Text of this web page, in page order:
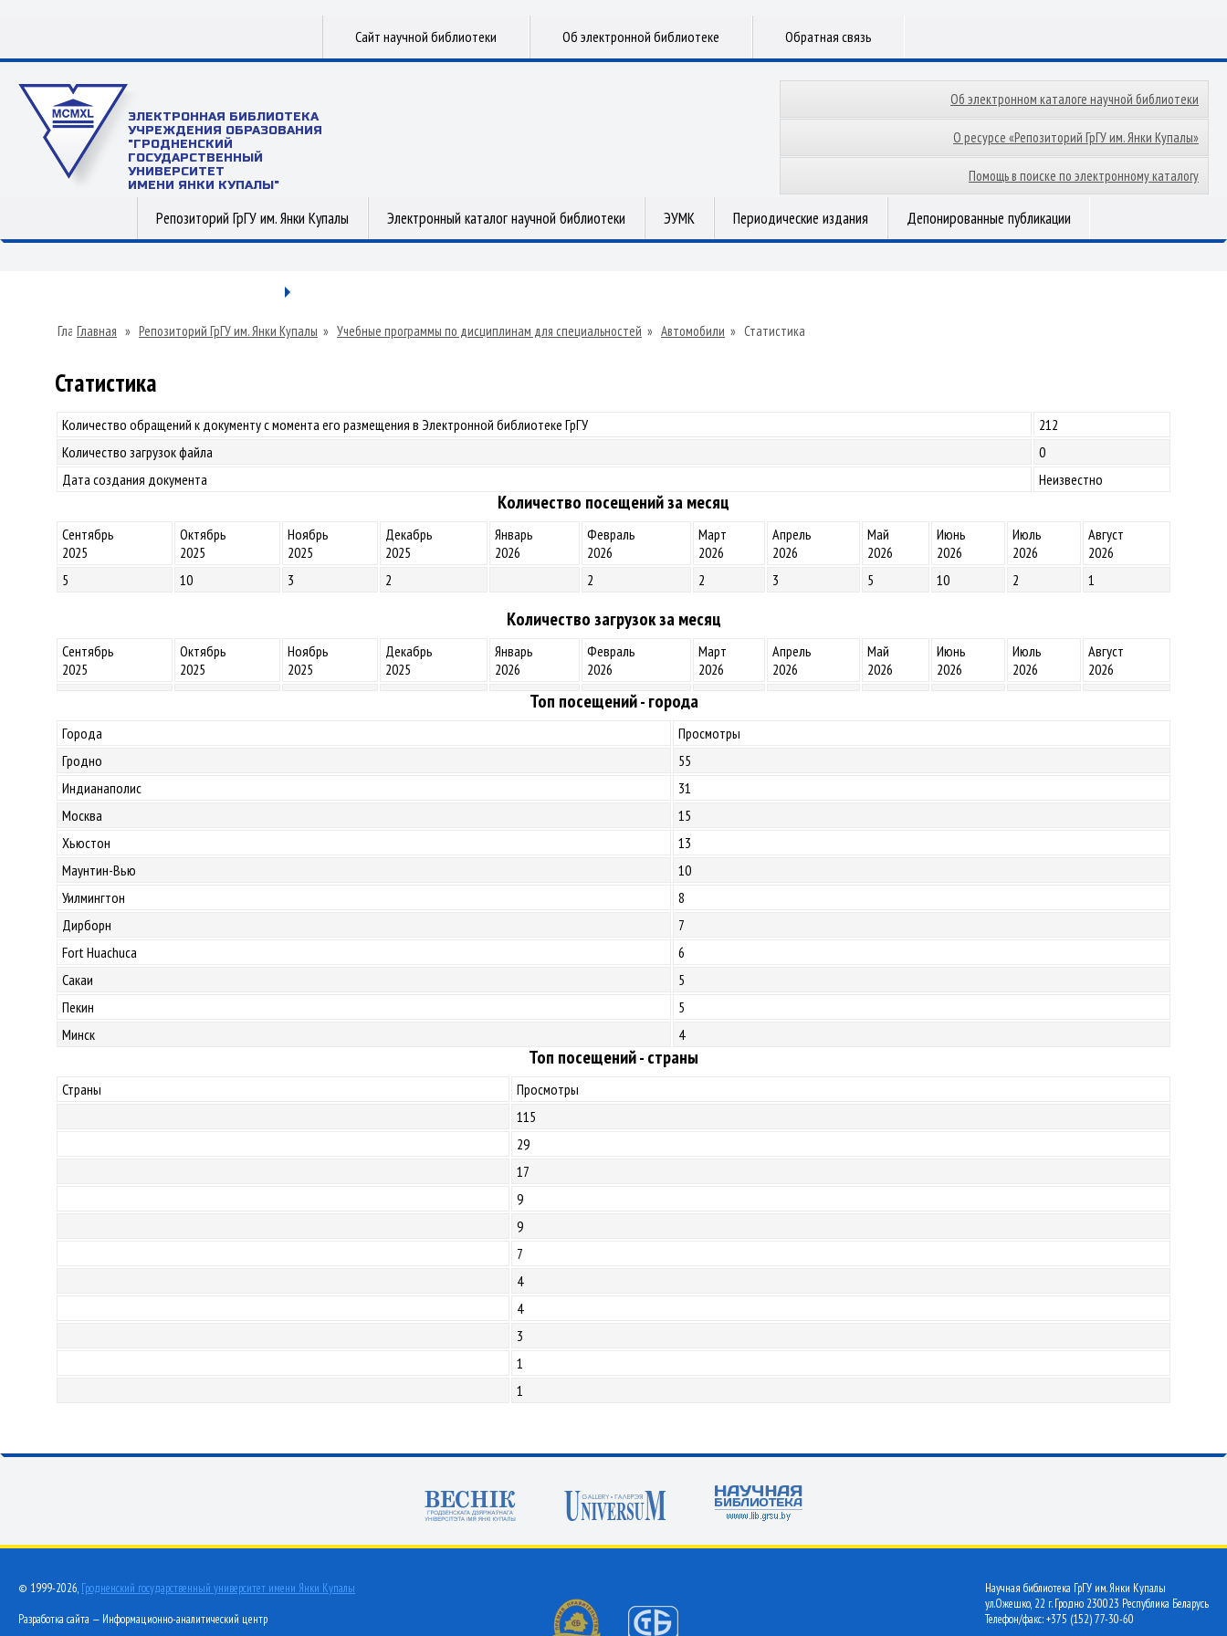
Сайт научной библиотеки Об электронной библиотеке Обратная связь
ЭЛЕКТРОННАЯ БИБЛИОТЕКА
УЧРЕЖДЕНИЯ ОБРАЗОВАНИЯ
"ГРОДНЕНСКИЙ
ГОСУДАРСТВЕННЫЙ
УНИВЕРСИТЕТ
ИМЕНИ ЯНКИ КУПАЛЫ"
Об электронном каталоге научной библиотеки
О ресурсе «Репозиторий ГрГУ им. Янки Купалы»
Помощь в поиске по электронному каталогу
Репозиторий ГрГУ им. Янки Купалы Электронный каталог научной библиотеки ЭУМК Периодические издания Депонированные публикации
Главная » Репозиторий ГрГУ им. Янки Купалы » Учебные программы по дисциплинам для специальностей » Автомобили » Статистика
Статистика
Количество обращений к документу с момента его размещения в Электронной библиотеке ГрГУ
212
Количество загрузок файла
0
Дата создания документа
Неизвестно
Количество посещений за месяц
Сентябрь
2025
Октябрь
2025
Ноябрь
2025
Декабрь
2025
Январь
2026
Февраль
2026
Март
2026
Апрель
2026
Май
2026
Июнь
2026
Июль
2026
Август
2026
5
10 3 2 2 2 3 5 10 2 1
Количество загрузок за месяц
Сентябрь
2025
Октябрь
2025
Ноябрь
2025
Декабрь
2025
Январь
2026
Февраль
2026
Март
2026
Апрель
2026
Май
2026
Июнь
2026
Июль
2026
Август
2026
Топ посещений - города
Города
Просмотры
Гродно
55
Индианаполис
31
Москва
15
Хьюстон
13
Маунтин-Вью
10
Уилмингтон
8
Дирборн
7
Fort Huachuca
6
Сакаи
5
Пекин
5
Минск
4
Топ посещений - страны
Страны
Просмотры
115
29
17
9
9
7
4
4
3
1
1
© 1999-2026, Гродненский государственный университет имени Янки Купалы
Разработка сайта — Информационно-аналитический центр
Научная библиотека ГрГУ им. Янки Купалы
ул.Ожешко, 22 г. Гродно 230023 Республика Беларусь
Телефон/факс: +375 (152) 77-30-60